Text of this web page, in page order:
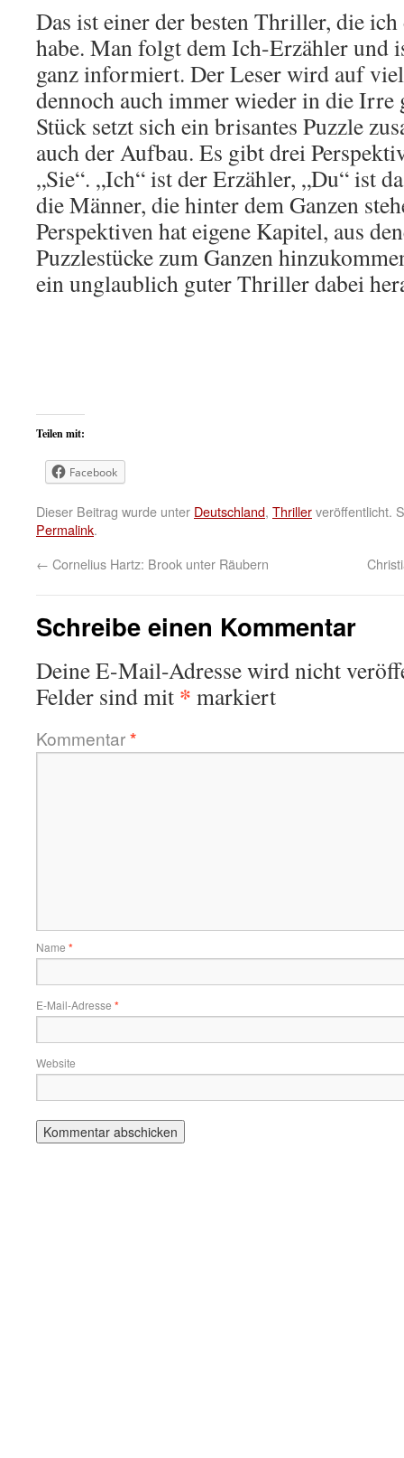
Das ist einer der besten Thriller, die ich
habe. Man folgt dem Ich-Erzähler und
ganz informiert. Der Leser wird auf
dennoch auch immer wieder in die
Stück setzt sich ein brisantes Puzzle
auch der Aufbau. Es gibt drei
„Sie“. „Ich“ ist der Erzähler, „Du“ ist
die Männer, die hinter dem Ganzen
Perspektiven hat eigene Kapitel, aus
Puzzlestücke zum Ganzen
ein unglaublich guter Thriller dabei
Teilen mit:
Facebook
Dieser Beitrag wurde unter Deutschland, Thrillerveröffentlicht.
Permalink.
← Cornelius Hartz: Brook unter Räubern
Schreibe einen Kommentar
Deine E-Mail-Adresse wird nicht
Felder sind mit * markiert
Kommentar*
Name *
E-Mail-Adresse *
Website